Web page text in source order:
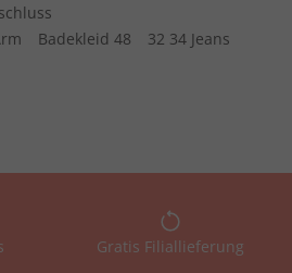
Badekleid 48
32 34 Jeans
Gratis Filiallieferung